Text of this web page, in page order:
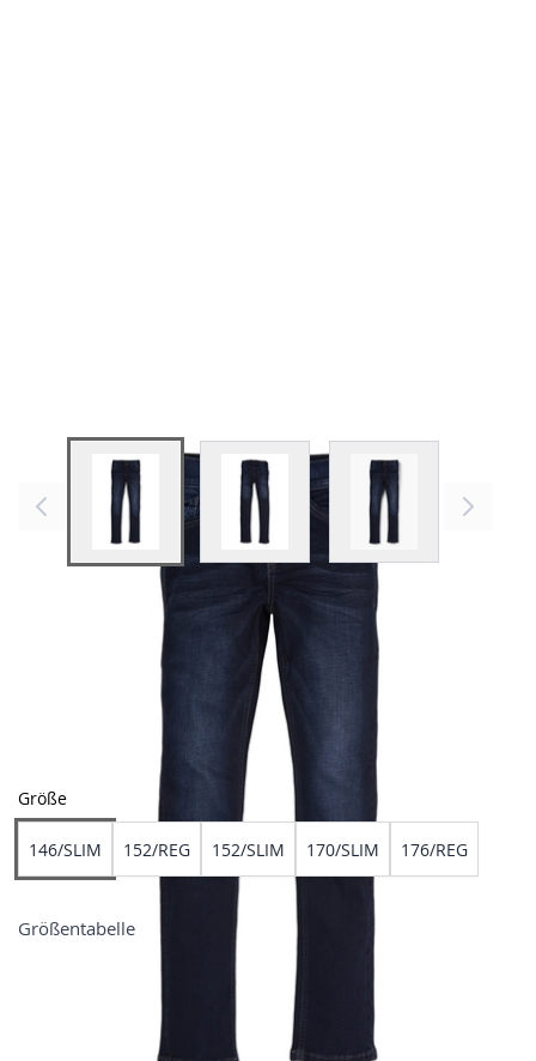
View larger imageView larger image
Größe
146/SLIM 152/REG 152/SLIM 170/SLIM 176/REG
Größentabelle